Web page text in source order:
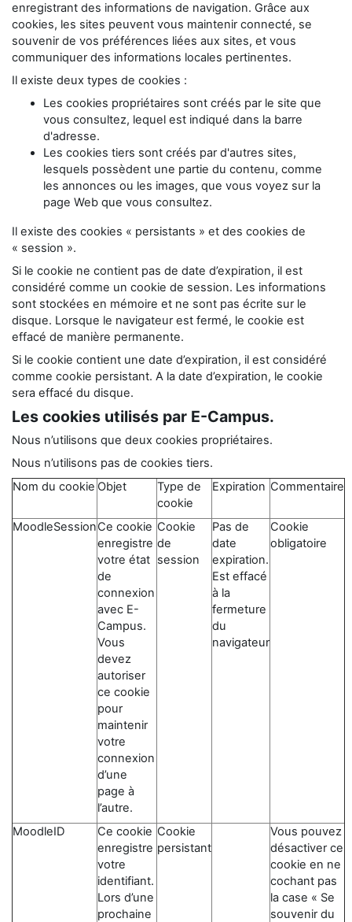
enregistrant des informations de navigation. Grâce aux
cookies, les sites peuvent vous maintenir connecté, se
souvenir de vos préférences liées aux sites, et vous
communiquer des informations locales pertinentes.
Il existe deux types de cookies :
Les cookies propriétaires sont créés par le site que
vous consultez, lequel est indiqué dans la barre
d'adresse.
Les cookies tiers sont créés par d'autres sites,
lesquels possèdent une partie du contenu, comme
les annonces ou les images, que vous voyez sur la
page Web que vous consultez.
Il existe des cookies « persistants » et des cookies de
« session ».
Si le cookie ne contient pas de date d’expiration, il est
considéré comme un cookie de session. Les informations
sont stockées en mémoire et ne sont pas écrite sur le
disque. Lorsque le navigateur est fermé, le cookie est
effacé de manière permanente.
Si le cookie contient une date d’expiration, il est considéré
comme cookie persistant. A la date d’expiration, le cookie
sera effacé du disque.
Les cookies utilisés par E-Campus.
Nous n’utilisons que deux cookies propriétaires.
Nous n’utilisons pas de cookies tiers.
Nom du cookie Objet
Type de
cookie
Expiration Commentaire
MoodleSessionCe cookie
enregistre
votre état
de
connexion
avec E-
Campus.
Vous
devez
autoriser
ce cookie
pour
maintenir
votre
connexion
d’une
page à
l’autre.
Cookie
de
session
Pas de
date
expiration.
Est effacé
à la
fermeture
du
navigateur
Cookie
obligatoire
MoodleID
Ce cookie
enregistre
votre
identifiant.
Lors d’une
prochaine
Cookie
persistant
Vous pouvez
désactiver ce
cookie en ne
cochant pas
la case « Se
souvenir du